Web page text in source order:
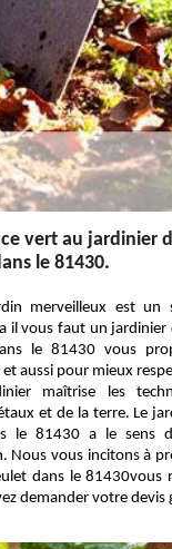
vert au jardinier
le 81430.
merveilleux est
il vous faut un jardinier
le 81430 vous
aussi pour mieux
maîtrise les
et de la terre. Le
le 81430 a le sens
Nous vous incitons à
dans le 81430vous
demander votre